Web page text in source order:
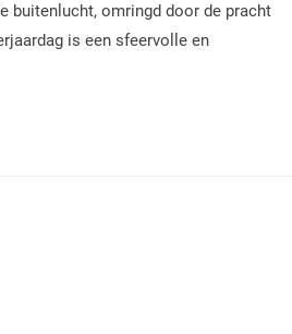
buitenlucht, omringd door de pracht
is een sfeervolle en